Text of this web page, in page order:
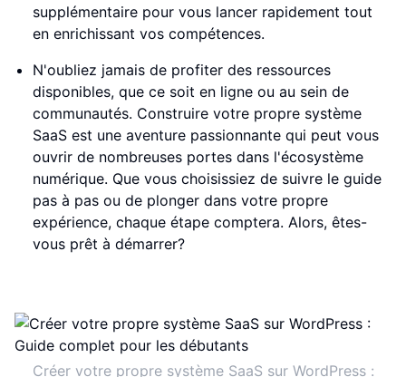
supplémentaire pour vous lancer rapidement tout
en enrichissant vos compétences.
N'oubliez jamais de profiter des ressources
disponibles, que ce soit en ligne ou au sein de
communautés. Construire votre propre système
SaaS est une aventure passionnante qui peut vous
ouvrir de nombreuses portes dans l'écosystème
numérique. Que vous choisissiez de suivre le guide
pas à pas ou de plonger dans votre propre
expérience, chaque étape comptera. Alors, êtes-
vous prêt à démarrer?
Créer votre propre système SaaS sur WordPress :